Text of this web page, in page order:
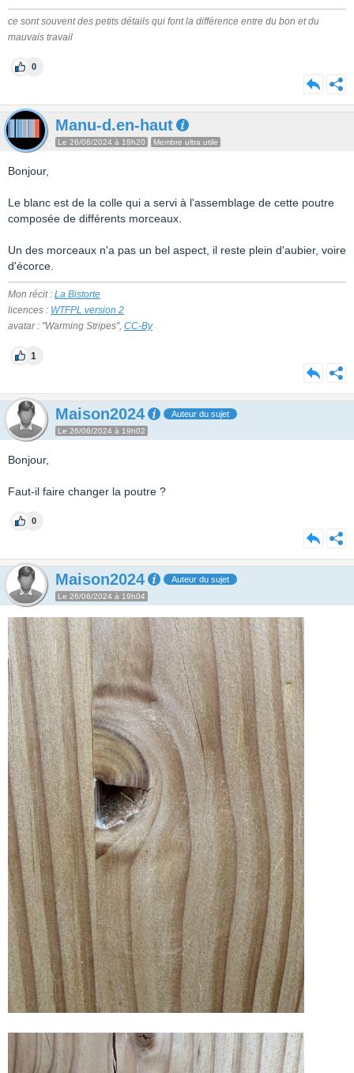
ce sont souvent des petits détails qui font la différence entre du bon et du
mauvais travail
0
Manu-d.en-haut
Le 26/06/2024 à 18h20 Membre ultra utile
Bonjour,
Le blanc est de la colle qui a servi à l'assemblage de cette poutre
composée de différents morceaux.
Un des morceaux n'a pas un bel aspect, il reste plein d'aubier, voire
d'écorce.
Mon récit : La Bistorte
licences : WTFPL version 2
avatar : "Warming Stripes", CC-By
1
Maison2024 Auteur du sujet
Le 26/06/2024 à 19h02
Bonjour,
Faut-il faire changer la poutre ?
0
Maison2024 Auteur du sujet
Le 26/06/2024 à 19h04